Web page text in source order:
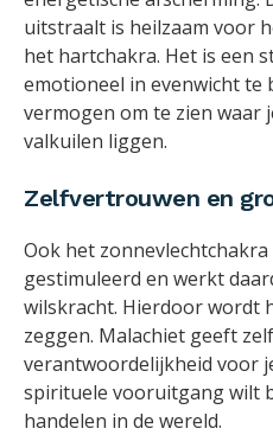
uitstraalt is heilzaam voor
het hartchakra. Het is een
emotioneel in evenwicht
vermogen om te zien waar
valkuilen liggen.
Zelfvertrouwen en
Ook het
gestimuleerd en werkt
wilskracht. Hierdoor wordt
zeggen. Malachiet geeft
verantwoordelijkheid voor
spirituele vooruitgang wilt
handelen in de wereld.